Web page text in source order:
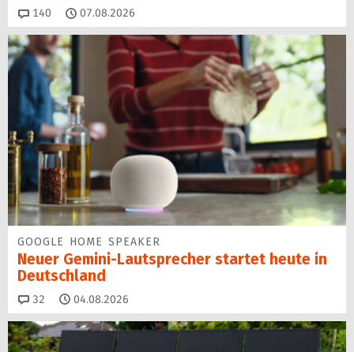
140 Kommentare
07.08.2026
GOOGLE HOME SPEAKER
Neuer Gemini-Laut­spre­cher startet heu­te in
Deutschland
32 Kommentare
04.08.2026